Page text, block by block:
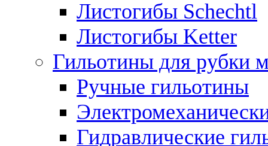
Листогибы Schechtl
Листогибы Ketter
Гильотины для рубки
Ручные гильотины
Гидравлические